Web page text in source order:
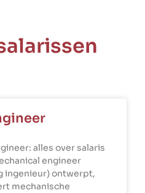
alles over salaris
engineer
ingenieur) ontwerpt,
mechanische